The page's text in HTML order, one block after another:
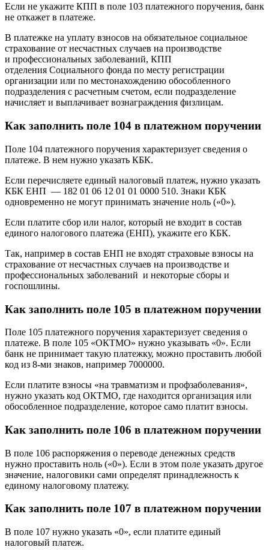
Если не укажите КПП в поле 103 платежного поручения, банк
не откажет в платеже.
В платежке на уплату взносов на обязательное социальное
страхование от несчастных случаев на производстве
и профессиональных заболеваний, КПП
отделения Социального фонда по месту регистрации
организации или по местонахождению обособленного
подразделения с расчетным счетом, если подразделение
начисляет и выплачивает вознаграждения физлицам.
Как заполнить поле 104 в платежном поручении
Поле 104 платежного поручения характеризует сведения о
платеже. В нем нужно указать КБК.
Если перечисляете единый налоговый платеж, нужно указать
КБК ЕНП — 182 01 06 12 01 01 0000 510. Знаки КБК
одновременно не могут принимать значение ‎ноль («0»).
Если платите сбор или налог, который не входит в состав
единого налогового платежа (ЕНП), укажите его КБК.
Так, например в состав ЕНП не входят страховые взносы на
страхование от несчастных случаев на производстве и
профессиональных заболеваний и некоторые сборы и
госпошлины.
Как заполнить поле 105 в платежном поручении
Поле 105 платежного поручения характеризует сведения о
платеже. В поле 105 «ОКТМО» нужно указывать «0». Если
банк не принимает такую платежку, можно проставить любой
код из 8-ми знаков, например 7000000.
Если платите взносы «на травматизм и профзаболевания»,
нужно указать код ОКТМО, где находится организация или
обособленное подразделение, которое само платит взносы.
Как заполнить поле 106 в платежном поручении
В поле 106 распоряжения о переводе денежных средств
нужно проставить ноль («0»). Если в этом поле указать другое
значение, налоговики сами определят принадлежность к
единому налоговому платежу.
Как заполнить поле 107 в платежном поручении
В поле 107 нужно указать «0», если платите единый
налоговый платеж.